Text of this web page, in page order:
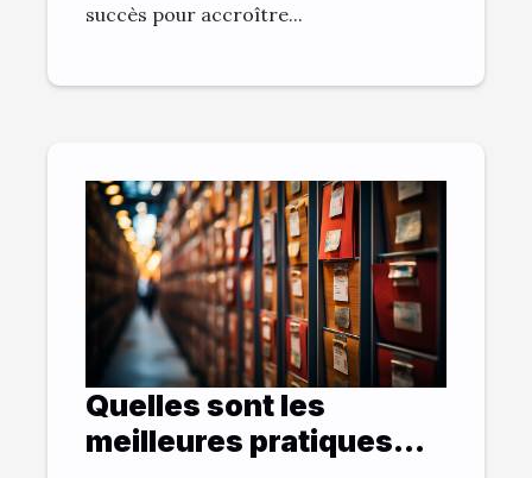
succès pour accroître...
Quelles sont les
meilleures pratiques